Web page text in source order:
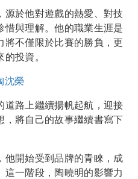
源於他對遊戲的熱愛、對技
與理解。他的職業生涯是
不僅限於比賽的勝負，更
投資。
沈榮
道路上繼續揚帆起航，迎接
，將自己的故事繼續書寫下
他開始受到品牌的青睞，成
一階段，陶曉明的影響力